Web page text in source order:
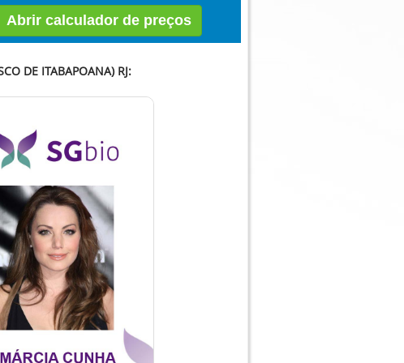
Abrir calculador de preços
DE ITABAPOANA) RJ: